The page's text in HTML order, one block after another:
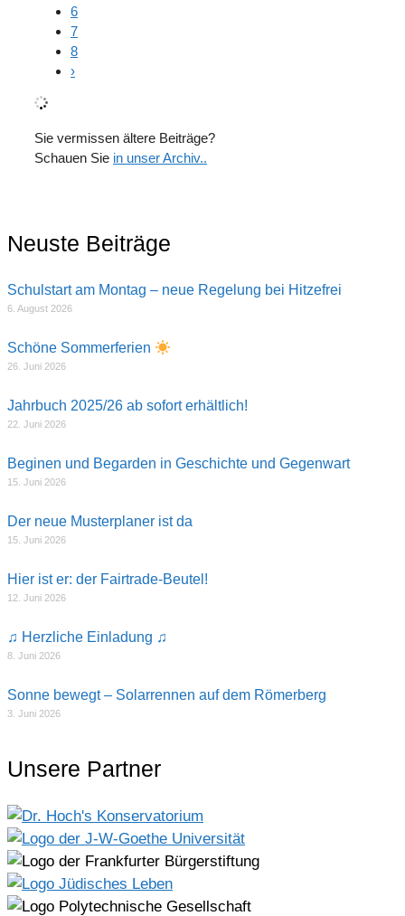
6
7
8
›
Sie vermissen ältere Beiträge?
Schauen Sie in unser Archiv..
Neuste Beiträge
Schulstart am Montag – neue Regelung bei Hitzefrei
6. August 2026
Schöne Sommerferien
26. Juni 2026
Jahrbuch 2025/26 ab sofort erhältlich!
22. Juni 2026
Beginen und Begarden in Geschichte und Gegenwart
15. Juni 2026
Der neue Musterplaner ist da
15. Juni 2026
Hier ist er: der Fairtrade-Beutel!
12. Juni 2026
♫ Herzliche Einladung ♫
8. Juni 2026
Sonne bewegt – Solarrennen auf dem Römerberg
3. Juni 2026
Unsere Partner